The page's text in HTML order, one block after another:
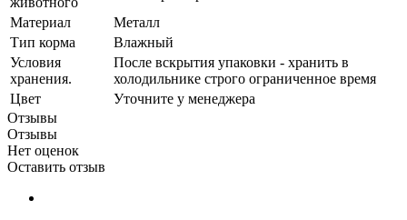
Материал
Металл
Тип корма
Влажный
Условия
хранения.
После вскрытия упаковки - хранить в
холодильнике строго ограниченное время
Цвет
Уточните у менеджера
Отзывы
Отзывы
Нет оценок
Оставить отзыв